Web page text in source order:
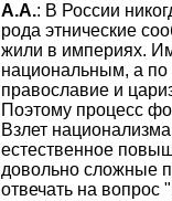
А.А.: В России
рода этнические
жили в империях.
национальным, а
православие и
Поэтому процесс
Взлет
естественное
довольно сложные
отвечать на вопрос